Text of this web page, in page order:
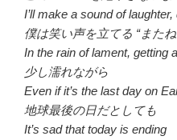
I’ll make a sound of laughter,
僕は笑い声を立てる “また
In the rain of lament, getting
少し濡れながら
Even if it’s the last day on
地球最後の日だとしても
It’s sad that today is ending